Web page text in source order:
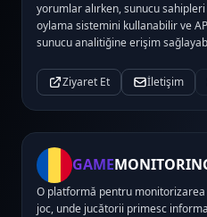
yorumlar alırken, sunucu
oylama sistemini kullanabilir ve
sunucu analitiğine erişim
Ziyaret Et İletişim
GAME
O platformă pentru
joc, unde jucătorii primesc